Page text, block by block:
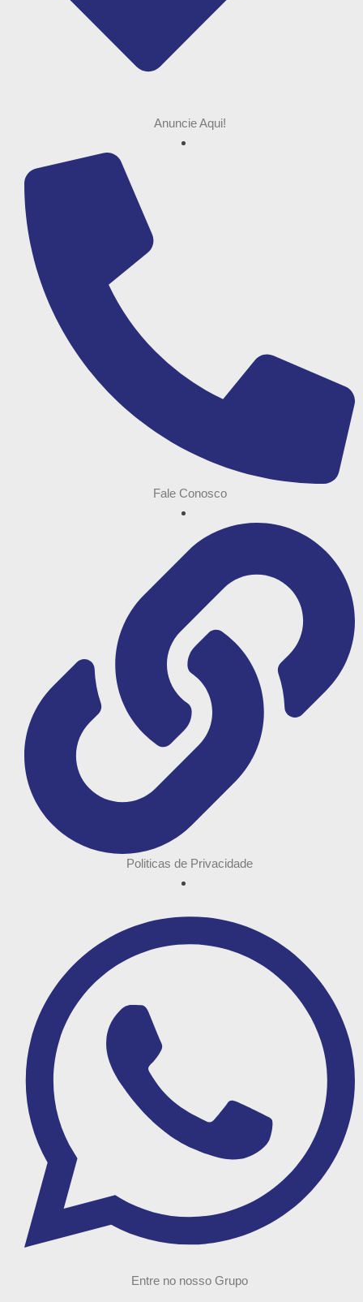
Anuncie Aqui!
Fale Conosco
Politicas de Privacidade
Entre no nosso Grupo